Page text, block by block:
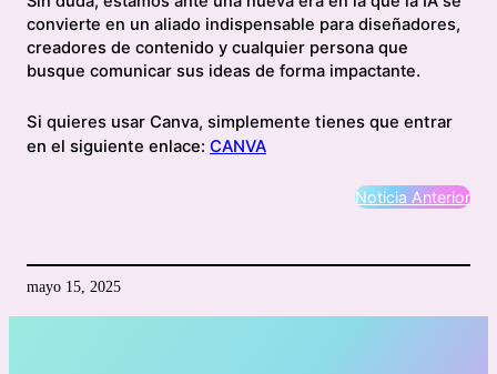
convierte en un aliado indispensable para diseñadores,
creadores de contenido y cualquier persona que
busque comunicar sus ideas de forma impactante.
Si quieres usar Canva, simplemente tienes que entrar
en el siguiente enlace: CANVA
Noticia Anterior
mayo 15, 2025